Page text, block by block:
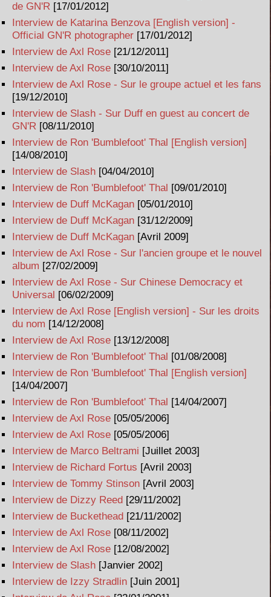
de GN'R [17/01/2012]
Interview de Katarina Benzova [English version] -
Official GN'R photographer [17/01/2012]
Interview de Axl Rose [21/12/2011]
Interview de Axl Rose [30/10/2011]
Interview de Axl Rose - Sur le groupe actuel et les fans
[19/12/2010]
Interview de Slash - Sur Duff en guest au concert de
GN'R [08/11/2010]
Interview de Ron 'Bumblefoot' Thal [English version]
[14/08/2010]
Interview de Slash [04/04/2010]
Interview de Ron 'Bumblefoot' Thal [09/01/2010]
Interview de Duff McKagan [05/01/2010]
Interview de Duff McKagan [31/12/2009]
Interview de Duff McKagan [Avril 2009]
Interview de Axl Rose - Sur l'ancien groupe et le nouvel
album [27/02/2009]
Interview de Axl Rose - Sur Chinese Democracy et
Universal [06/02/2009]
Interview de Axl Rose [English version] - Sur les droits
du nom [14/12/2008]
Interview de Axl Rose [13/12/2008]
Interview de Ron 'Bumblefoot' Thal [01/08/2008]
Interview de Ron 'Bumblefoot' Thal [English version]
[14/04/2007]
Interview de Ron 'Bumblefoot' Thal [14/04/2007]
Interview de Axl Rose [05/05/2006]
Interview de Axl Rose [05/05/2006]
Interview de Marco Beltrami [Juillet 2003]
Interview de Richard Fortus [Avril 2003]
Interview de Tommy Stinson [Avril 2003]
Interview de Dizzy Reed [29/11/2002]
Interview de Buckethead [21/11/2002]
Interview de Axl Rose [08/11/2002]
Interview de Axl Rose [12/08/2002]
Interview de Slash [Janvier 2002]
Interview de Izzy Stradlin [Juin 2001]